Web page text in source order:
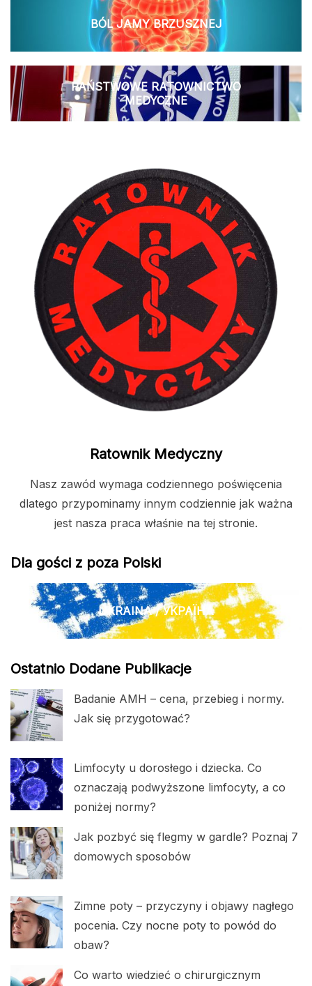
BÓL JAMY BRZUSZNEJ
PAŃSTWOWE RATOWNICTWO
MEDYCZNE
Ratownik Medyczny
Nasz zawód wymaga codziennego poświęcenia
dlatego przypominamy innym codziennie jak ważna
jest nasza praca właśnie na tej stronie.
Dla gości z poza Polski
UKRAINA / УКРАЇНА
Ostatnio Dodane Publikacje
Badanie AMH – cena, przebieg i normy.
Jak się przygotować?
Limfocyty u dorosłego i dziecka. Co
oznaczają podwyższone limfocyty, a co
poniżej normy?
Jak pozbyć się flegmy w gardle? Poznaj 7
domowych sposobów
Zimne poty – przyczyny i objawy nagłego
pocenia. Czy nocne poty to powód do
obaw?
Co warto wiedzieć o chirurgicznym